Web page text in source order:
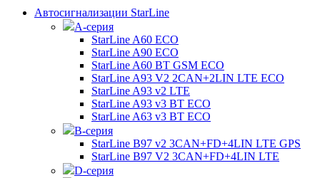
Автосигнализации StarLine
А-серия
StarLine A60 ECO
StarLine A90 ECO
StarLine A60 BT GSM ECO
StarLine A93 V2 2CAN+2LIN LTE ECO
StarLine A93 v2 LTE
StarLine A93 v3 BT ECO
StarLine A63 v3 BT ECO
B-серия
StarLine B97 v2 3CAN+FD+4LIN LTE GPS
StarLine B97 V2 3CAN+FD+4LIN LTE
D-серия